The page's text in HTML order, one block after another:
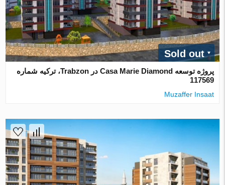
Sold out
پروژه توسعه Casa Marie Diamond در Trabzon، ترکیه شماره
117569
Muzaffer Insaat